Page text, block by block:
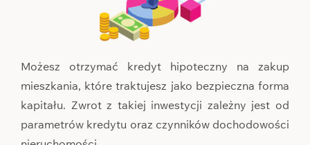
Możesz otrzymać kredyt hipoteczny na zakup
mieszkania, które traktujesz jako bezpieczna forma
kapitału. Zwrot z takiej inwestycji zależny jest od
parametrów kredytu oraz czynników dochodowości